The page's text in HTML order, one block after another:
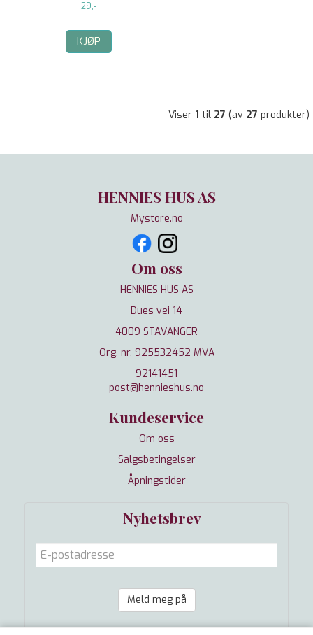
29,-
KJØP
Viser 1 til 27 (av 27 produkter)
HENNIES HUS AS
Mystore.no
Om oss
HENNIES HUS AS
Dues vei 14
4009 STAVANGER
Org. nr. 925532452 MVA
92141451
post@hennieshus.no
Kundeservice
Om oss
Salgsbetingelser
Åpningstider
Nyhetsbrev
Meld meg på